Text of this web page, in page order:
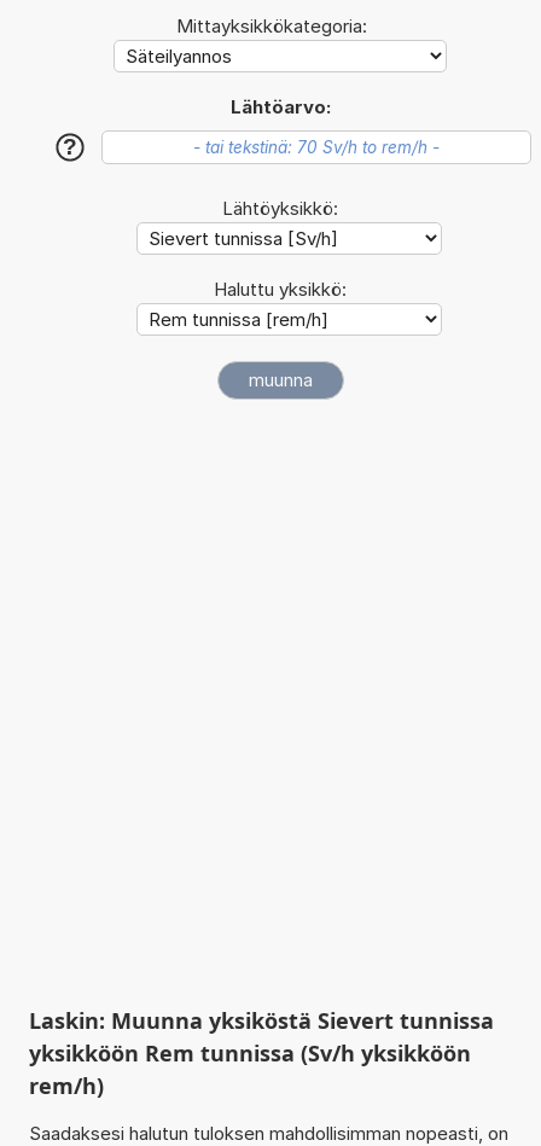
Mittayksikkökategoria:
Lähtöarvo:
?
Lähtöyksikkö:
Haluttu yksikkö:
Laskin: Muunna yksiköstä Sievert tunnissa
yksikköön Rem tunnissa (Sv/h yksikköön
rem/h)
Saadaksesi halutun tuloksen mahdollisimman nopeasti, on